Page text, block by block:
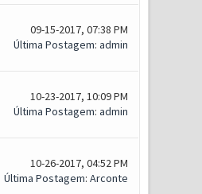
09-15-2017, 07:38 PM
Última Postagem: admin
10-23-2017, 10:09 PM
Última Postagem: admin
10-26-2017, 04:52 PM
Última Postagem: Arconte